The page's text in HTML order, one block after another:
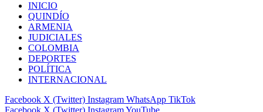
INICIO
QUINDÍO
ARMENIA
JUDICIALES
COLOMBIA
DEPORTES
POLÍTICA
INTERNACIONAL
Facebook X (Twitter) Instagram WhatsApp TikTok
Facebook X (Twitter) InstagramYouTube